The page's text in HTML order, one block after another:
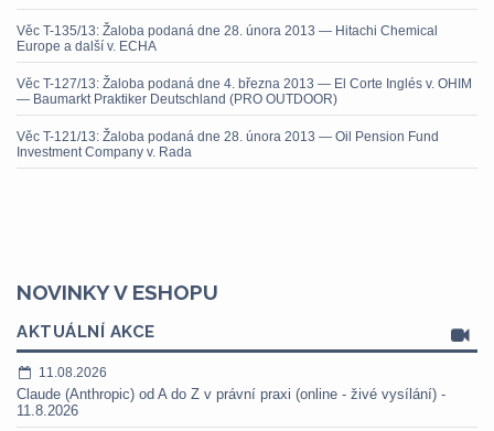
Věc T-135/13: Žaloba podaná dne 28. února 2013 — Hitachi Chemical
Europe a další v. ECHA
Věc T-127/13: Žaloba podaná dne 4. března 2013 — El Corte Inglés v. OHIM
— Baumarkt Praktiker Deutschland (PRO OUTDOOR)
Věc T-121/13: Žaloba podaná dne 28. února 2013 — Oil Pension Fund
Investment Company v. Rada
NOVINKY V ESHOPU
AKTUÁLNÍ AKCE
11.08.2026
Claude (Anthropic) od A do Z v právní praxi (online - živé vysílání) -
11.8.2026